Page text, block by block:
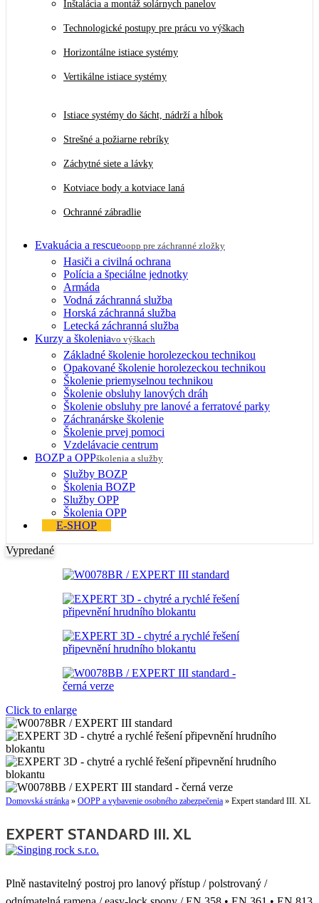
Inštalácia a montáž solárnych panelov
Technologické postupy pre prácu vo výškach
Horizontálne istiace systémy
Vertikálne istiace systémy
Istiace systémy do šácht, nádrží a hĺbok
Strešné a požiarne rebríky
Záchytné siete a lávky
Kotviace body a kotviace laná
Ochranné zábradlie
Evakuácia a rescueoopp pre záchranné zložky
Hasiči a civilná ochrana
Polícia a špeciálne jednotky
Armáda
Vodná záchranná služba
Horská záchranná služba
Letecká záchranná služba
Kurzy a školeniavo výškach
Základné školenie horolezeckou technikou
Opakované školenie horolezeckou technikou
Školenie priemyselnou technikou
Školenie obsluhy lanových dráh
Školenie obsluhy pre lanové a ferratové parky
Záchranárske školenie
Školenie prvej pomoci
Vzdelávacie centrum
BOZP a OPPškolenia a služby
Služby BOZP
Školenia BOZP
Služby OPP
Školenia OPP
E-SHOP
Vypredané
Click to enlarge
Domovská stránka » OOPP a vybavenie osobného zabezpečenia » Expert standard III. XL
EXPERT STANDARD III. XL
Plně nastavitelný postroj pro lanový přístup / polstrovaný /